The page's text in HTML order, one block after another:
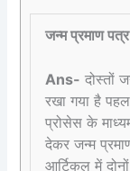
जन्म प्रमाण
Ans- दोस्तों
रखा गया है
प्रोसेस के
देकर जन्म
आर्टिकल में